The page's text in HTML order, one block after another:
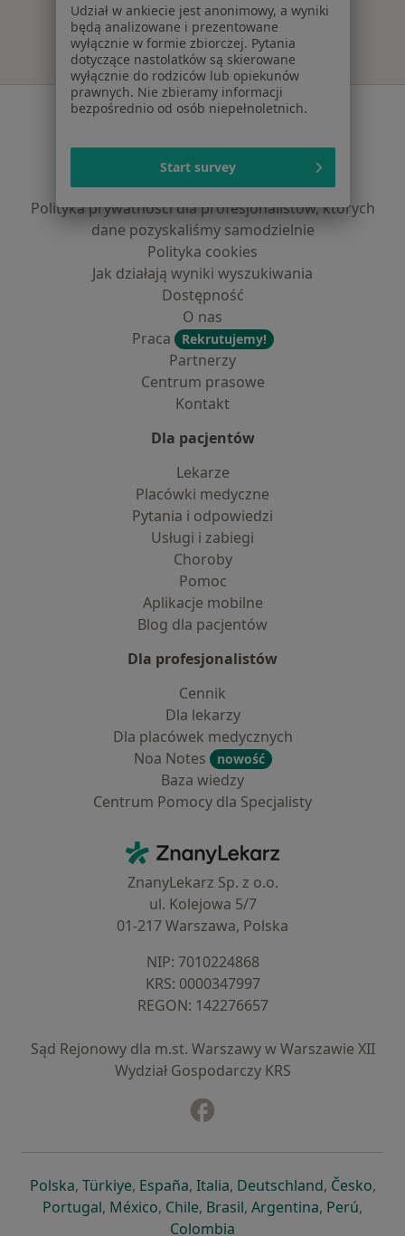
Serwis
Regulamin
Polityka prywatności pacjentów
Polityka prywatności profesjonalistów
Polityka prywatności dla profesjonalistów, których
dane pozyskaliśmy samodzielnie
Polityka cookies
Jak działają wyniki wyszukiwania
Dostępność
O nas
Praca
Rekrutujemy!
Partnerzy
Centrum prasowe
Kontakt
Dla pacjentów
Lekarze
Placówki medyczne
Pytania i odpowiedzi
Usługi i zabiegi
Choroby
Pomoc
Aplikacje mobilne
Blog dla pacjentów
Dla profesjonalistów
Cennik
Dla lekarzy
Dla placówek medycznych
Noa Notes
nowość
Baza wiedzy
Centrum Pomocy dla Specjalisty
ZnanyLekarz - Strona główna
ZnanyLekarz Sp. z o.o.
ul. Kolejowa 5/7
01-217 Warszawa, Polska
NIP: ⁠7010224868
KRS: ⁠0000347997
REGON: ⁠142276657
Sąd Rejonowy dla m.st. Warszawy w Warszawie XII
Wydział Gospodarczy KRS
Polskaotwiera się w nowej karcie
, Türkiyeotwiera się w nowej karcie
, Españaotwiera się w nowej karcie
, Italiaotwiera się w nowej
, Deutschlandotwiera się
, Česko,
Portugalotwiera się w nowej karcie
, Méxicootwiera się w nowej karcie
, Chileotwiera się w nowej karcie
, Brasilotwiera się w nowej
, Argentinaotwiera się
, Perú,
Colombia
Udział w ankiecie jest anonimowy, a wyniki
będą analizowane i prezentowane
wyłącznie w formie zbiorczej. Pytania
dotyczące nastolatków są skierowane
wyłącznie do rodziców lub opiekunów
prawnych. Nie zbieramy informacji
bezpośrednio od osób niepełnoletnich.
Start survey